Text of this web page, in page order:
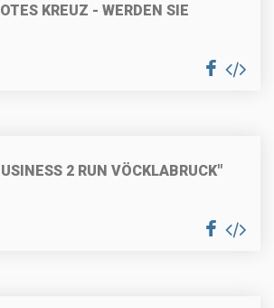
KREUZ - WERDEN SIE
2 RUN VÖCKLABRUCK"